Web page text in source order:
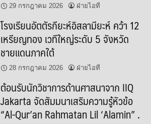
29 กรกฎาคม 2026 ฝ่ายไอที
โรงเรียนอัตตัรกียะห์อิสลามียะห์ คว้า 12
เหรียญทอง เวทีใหญ่ระดับ 5 จังหวัด
ชายแดนภาคใต้
28 กรกฎาคม 2026 ฝ่ายไอที
ต้อนรับนักวิชาการด้านศาสนาจาก IIQ
Jakarta จัดสัมมนาเสริมความรู้หัวข้อ
“Al-Qur’an Rahmatan Lil ‘Alamin” .